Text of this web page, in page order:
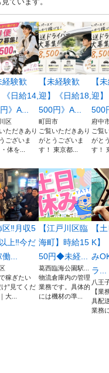
経験歓
《日給14,
》A...
区
ただきあり
ございま
体を...
【未経験歓
迎】《日給18,
500円》A...
町田市
ご覧いただきあり
がとうございま
す！ 東京都...
【
迎】
500
府中
ご覧
がと
す！
区‼️月収5
上‼️今だ
...
稼ぎたい
け”見てくだ
大...
【江戸川区臨
海町】時給15
50円◆未経...
葛西臨海公園駅...
物流倉庫内の管理
業務です。具体的
には機材の準...
【
K】
み
ラ...
八王
【業
具配
業務